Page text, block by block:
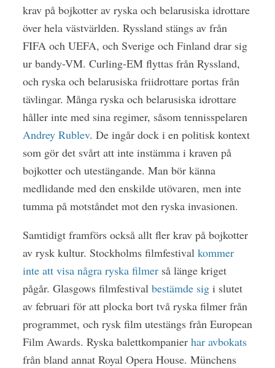
krav på bojkotter av ryska och belarusiska idrottare
över hela västvärlden. Ryssland stängs av från
FIFA och UEFA, och Sverige och Finland drar sig
ur bandy-VM. Curling-EM flyttas från Ryssland,
och ryska och belarusiska friidrottare portas från
tävlingar. Många ryska och belarusiska idrottare
håller inte med sina regimer, såsom tennisspelaren
Andrey Rublev. De ingår dock i en politisk kontext
som gör det svårt att inte instämma i kraven på
bojkotter och utestängande. Man bör känna
medlidande med den enskilde utövaren, men inte
tumma på motståndet mot den ryska invasionen.
Samtidigt framförs också allt fler krav på bojkotter
av rysk kultur. Stockholms filmfestival kommer
inte att visa några ryska filmerså länge kriget
pågår. Glasgows filmfestival bestämde sigi slutet
av februari för att plocka bort två ryska filmer från
programmet, och rysk film utestängs från European
Film Awards. Ryska balettkompanier har avbokats
från bland annat Royal Opera House. Münchens